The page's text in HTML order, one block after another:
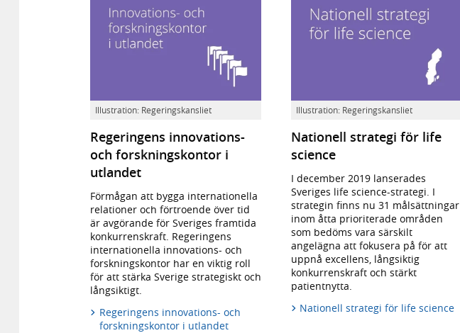
Innovations-
forskningskontor
i
utlandet.
Illustration: Regeringskansliet
Regeringens innovations-
och forskningskontor i
utlandet
Förmågan att bygga internationella
relationer och förtroende över tid
är avgörande för Sveriges framtida
konkurrenskraft. Regeringens
internationella innovations- och
forskningskontor har en viktig roll
för att stärka Sverige strategiskt och
långsiktigt.
Regeringens innovations- och
forskningskontor i utlandet
Nationell
för
life
science.
Illustration: Regeringskansliet
Nationell strategi för life
science
I december 2019 lanserades
Sveriges life science-strategi. I
strategin finns nu 31 målsättningar
inom åtta prioriterade områden
som bedöms vara särskilt
angelägna att fokusera på för att
uppnå excellens, långsiktig
konkurrenskraft och stärkt
patientnytta.
Nationell strategi för life science